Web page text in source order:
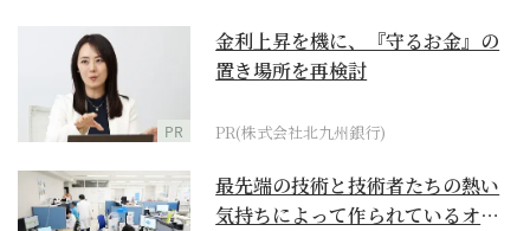
PR
金利上昇を機に、『守るお金』の
置き場所を再検討
PR(株式会社北九州銀行)
最先端の技術と技術者たちの熱い
気持ちによって作られているオー